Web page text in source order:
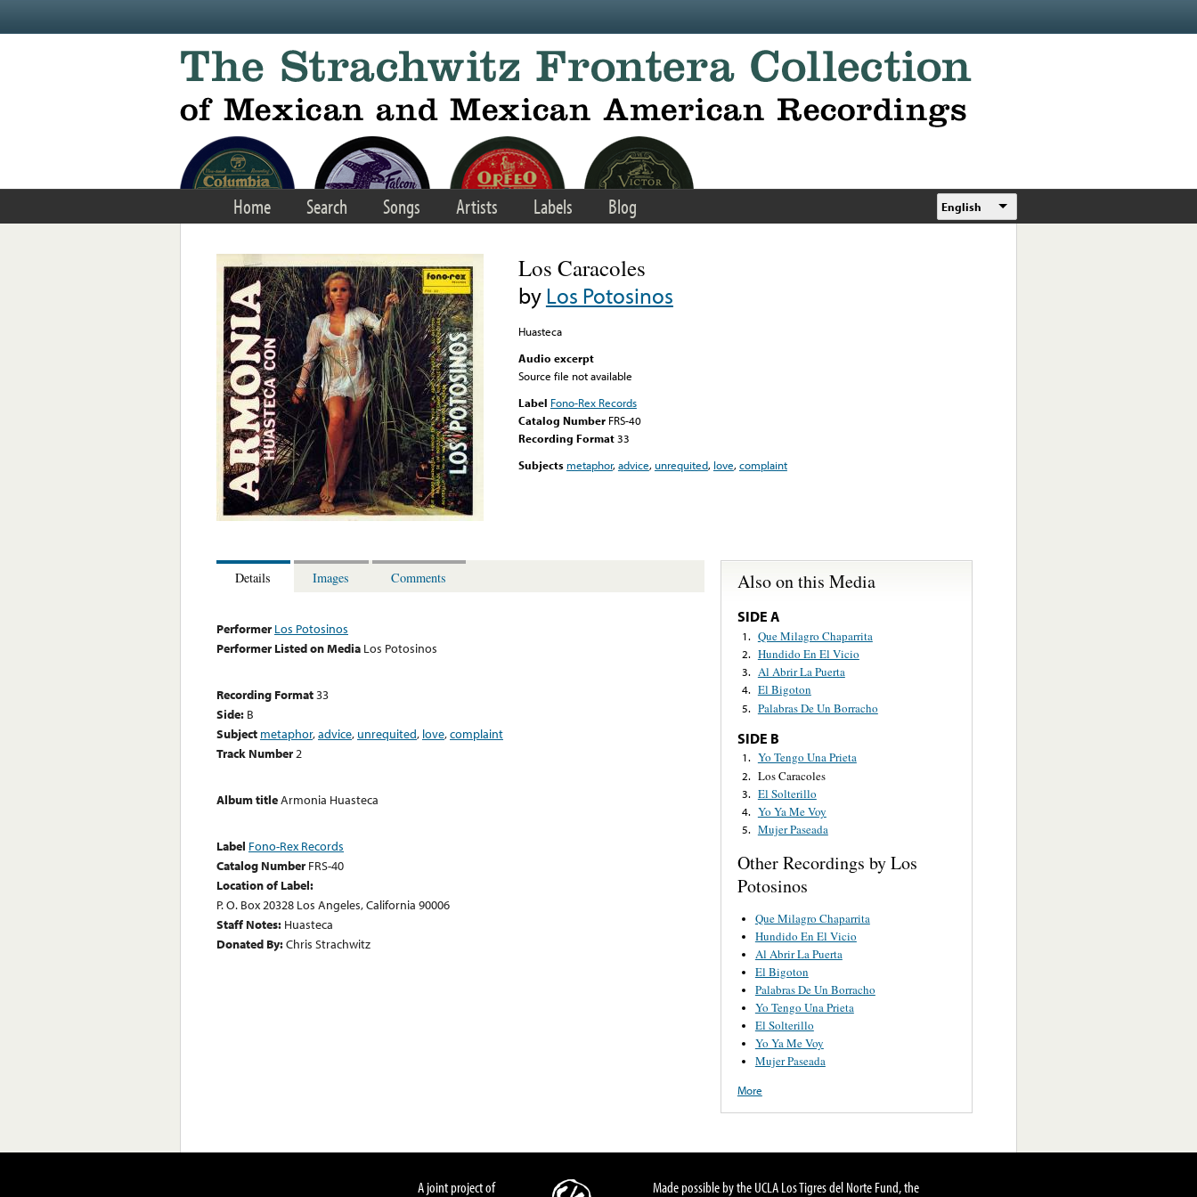
Home Search Songs Artists Labels Blog English
Los Caracoles
byLos Potosinos
Huasteca
Audio excerpt
Source file not available
Label Fono-Rex Records
Catalog Number FRS-40
Recording Format33
Subjects metaphor,advice,unrequited, love,complaint
Details Images Comments
Performer Los Potosinos
Performer Listed on Media Los Potosinos
Recording Format33
Side: B
Subject metaphor,advice, unrequited, love,complaint
Track Number2
Album titleArmonia Huasteca
Label Fono-Rex Records
Catalog Number FRS-40
Location of Label:
P. O. Box 20328 Los Angeles, California 90006
Staff Notes: Huasteca
Donated By:Chris Strachwitz
Also on this Media
SIDE A
1. Que Milagro Chaparrita
2. Hundido En El Vicio
3. Al Abrir La Puerta
4. El Bigoton
5. Palabras De Un Borracho
SIDE B
1. Yo Tengo Una Prieta
2. Los Caracoles
3. El Solterillo
4. Yo Ya Me Voy
5. Mujer Paseada
Other Recordings by Los
Potosinos
Que Milagro Chaparrita
Hundido En El Vicio
Al Abrir La Puerta
El Bigoton
Palabras De Un Borracho
Yo Tengo Una Prieta
El Solterillo
Yo Ya Me Voy
Mujer Paseada
More
A joint project of Made possible by the UCLA Los Tigres del Norte Fund, the